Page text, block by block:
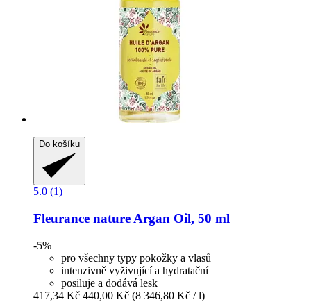
Do košíku
5.0 (1)
Fleurance nature Argan Oil, 50 ml
-5%
pro všechny typy pokožky a vlasů
intenzivně vyživující a hydratační
posiluje a dodává lesk
417,34 Kč 440,00 Kč (8 346,80 Kč / l)